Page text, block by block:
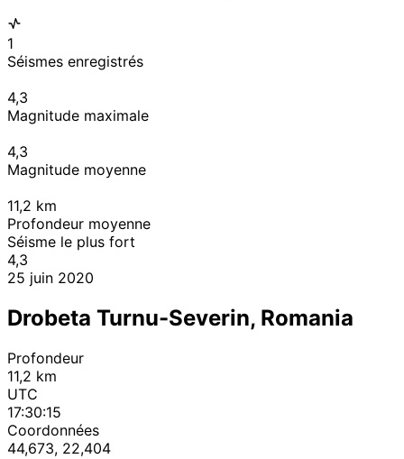
1
Séismes enregistrés
4,3
Magnitude maximale
4,3
Magnitude moyenne
11,2 km
Profondeur moyenne
Séisme le plus fort
4,3
25 juin 2020
Drobeta Turnu-Severin, Romania
Profondeur
11,2 km
UTC
17:30:15
Coordonnées
44,673, 22,404